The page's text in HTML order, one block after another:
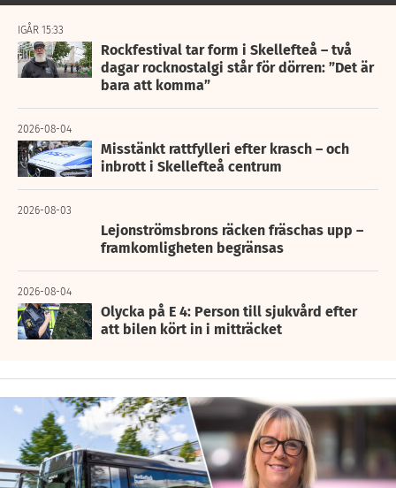
IGÅR 15:33
Rockfestival tar form i Skellefteå – två
dagar rocknostalgi står för dörren: ”Det är
bara att komma”
2026-08-04
Misstänkt rattfylleri efter krasch – och
inbrott i Skellefteå centrum
2026-08-03
Lejonströmsbrons räcken fräschas upp –
framkomligheten begränsas
2026-08-04
Olycka på E 4: Person till sjukvård efter
att bilen kört in i mitträcket